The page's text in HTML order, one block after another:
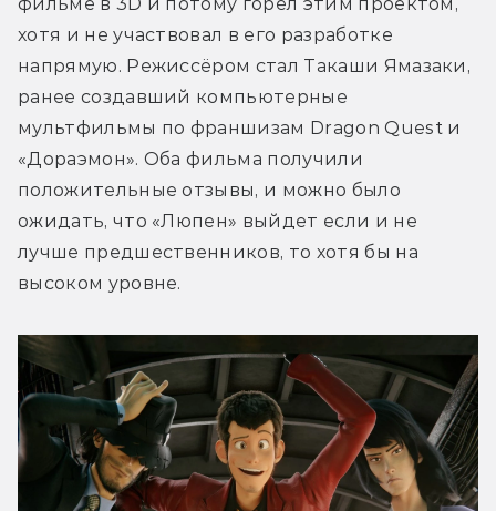
хотя и не участвовал в его разработке
напрямую. Режиссёром стал Такаши Ямазаки,
ранее создавший компьютерные
мультфильмы по франшизам Dragon Quest и
«Дораэмон». Оба фильма получили
положительные отзывы, и можно было
ожидать, что «Люпен» выйдет если и не
лучше предшественников, то хотя бы на
высоком уровне.